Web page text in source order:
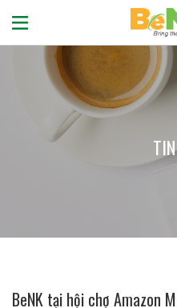
Trang chủ
Về chúng tôi
Tuyển dụng
Truyền thông – văn hóa
BeNK tại hội chợ Amazon